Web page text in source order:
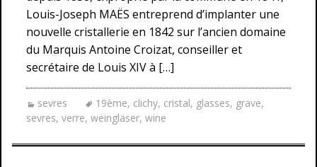
Louis-Joseph MAËS entreprend d’implanter une
nouvelle cristallerie en 1842 sur l’ancien domaine
du Marquis Antoine Croizat, conseiller et
secrétaire de Louis XIV à […]
sevres 19ème, clichy, cristal, glasses, grave,
sevres, verre, weingläser, wine